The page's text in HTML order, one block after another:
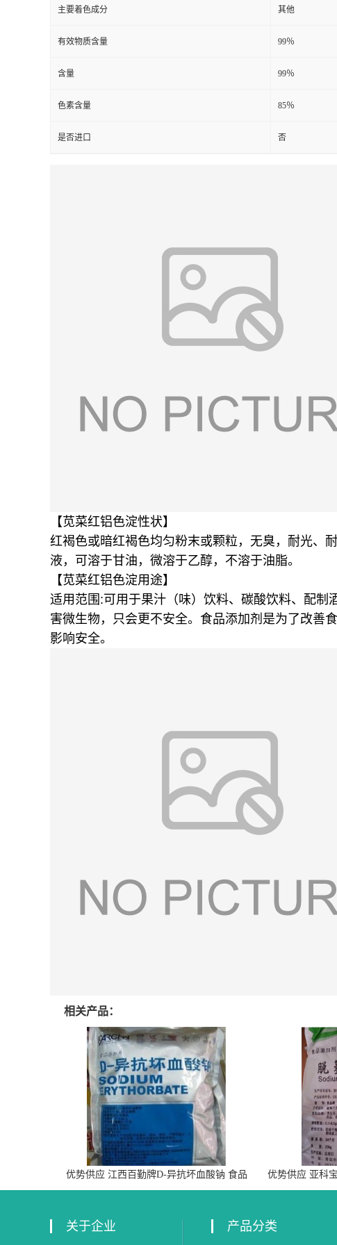
主要着色成分 其他
有效物质含量 99％
含量 99％
色素含量 85％
是否进口 否
【苋菜红铝色淀性状】
红褐色或暗红褐色均匀粉末或颗粒，无臭，耐光、
液，可溶于甘油，微溶于乙醇，不溶于油脂。
【苋菜红铝色淀用途】
适用范围:可用于果汁（味）饮料、碳酸饮料、配
害微生物，只会更不安全。食品添加剂是为了改善
影响安全。
相关产品：
优势供应 江西百勤牌D-异抗坏血酸钠 食品
级抗氧化剂
优势供应 亚科
关于企业 产品分类